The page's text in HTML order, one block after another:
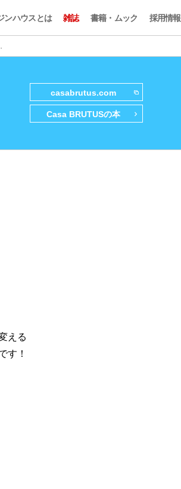
ンハウスとは 雑誌 書籍・ムック 採用情報
casabrutus.com
Casa BRUTUSの本
える
す！